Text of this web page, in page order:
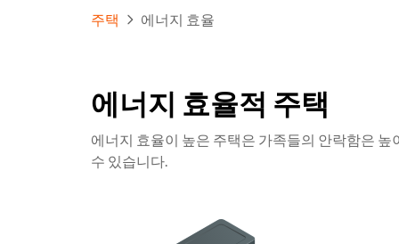
주택 에너지 효율
에너지 효율적 주택
에너지 효율이 높은 주택은 가족들의 안락함은
수 있습니다.